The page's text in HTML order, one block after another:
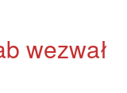
wezwał